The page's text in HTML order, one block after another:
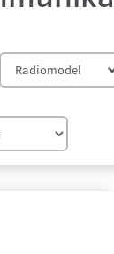
Radiomodel